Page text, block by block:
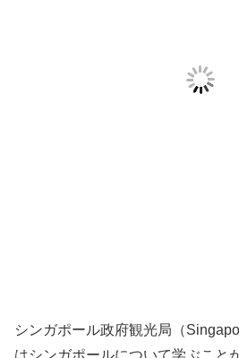
シンガポール政府観光局（
はシンガポールについて学ぶこと